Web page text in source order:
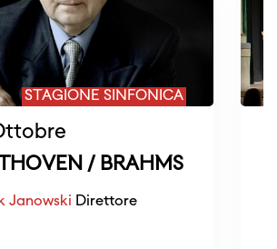
STAGIONE SINFONICA
/ BRAHMS
Janowski Direttore